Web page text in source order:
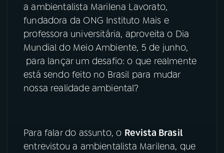
06VIDEOCASTS
08FESTIVAL DE MÚSICA
YouTube Facebook
a ambientalista Marilena Lavorato,
fundadora da ONG Instituto Mais e
professora universitária, aproveita o Dia
Mundial do Meio Ambiente, 5 de junho,
para lançar um desafio: o que realmente
está sendo feito no Brasil para mudar
nossa realidade ambiental?
Para falar do assunto, o Revista Brasil
entrevistou a ambientalista Marilena, que